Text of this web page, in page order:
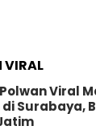
VIRAL
Viral
di Surabaya,